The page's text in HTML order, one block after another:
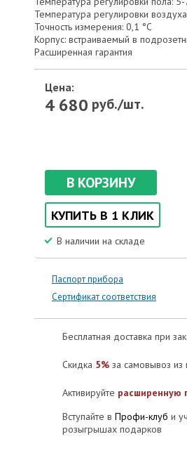
Температура регулировки
Точность измерения: 0,1 °С
Корпус: встраиваемый в
Расширенная гарантия
Цена:
4 680 руб./шт.
В КОРЗИНУ
КУПИТЬ В 1 КЛИК
В наличии на складе
Паспорт прибора
Сертификат соответствия
Бесплатная доставка при
Скидка 5% за самовывоз из
Активируйте расширенную
Вступайте в Профи-клуб и
розыгрышах подарков